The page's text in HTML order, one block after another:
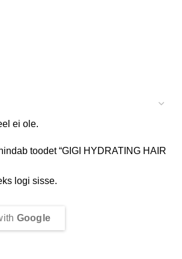
ei ole.
toodet “GIGI HYDRATING HAIR
logi sisse.
Google